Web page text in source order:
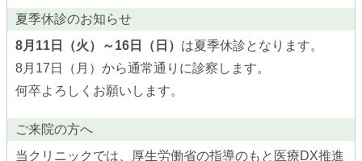
夏季休診のお知らせ
8月11日（火）～16日（日） は夏季休診となります。
8月17日（月）から通常通りに診察します。
何卒よろしくお願いします。
ご来院の方へ
当クリニックでは、厚生労働省の指導のもと医療DX推進